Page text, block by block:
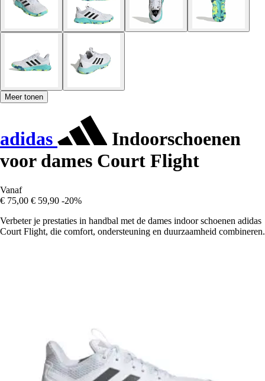
Meer tonen
adidas
Indoorschoenen
voor dames Court Flight
Vanaf
€ 75,00 € 59,90 -20%
Verbeter je prestaties in handbal met de dames indoor schoenen adidas
Court Flight, die comfort, ondersteuning en duurzaamheid combineren.